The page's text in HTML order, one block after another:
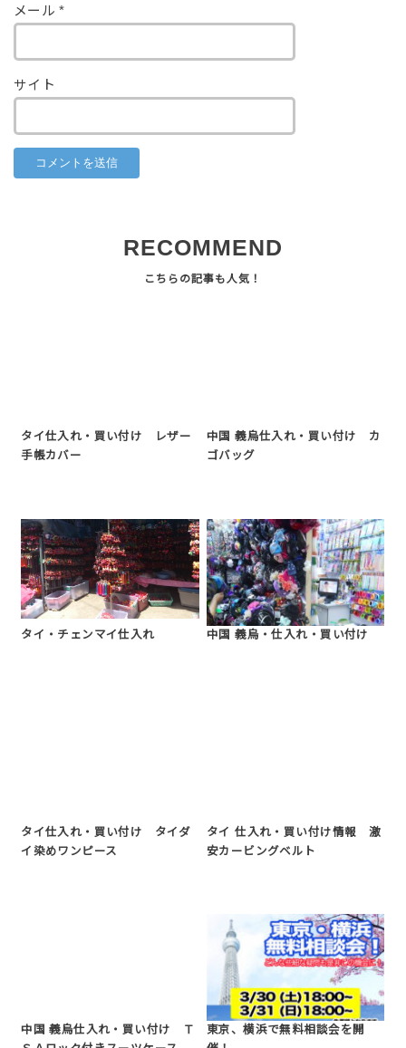
メール*
サイト
RECOMMEND
タイ仕入れ・買い付け レザー
手帳カバー
中国 義烏仕入れ・買い付け カ
ゴバッグ
タイ・チェンマイ仕入れ 中国 義烏・仕入れ・買い付け
タイ仕入れ・買い付け タイダ
イ染めワンピース
タイ 仕入れ・買い付け情報 激
安カービングベルト
中国 義烏仕入れ・買い付け Ｔ
東京、横浜で無料相談会を開